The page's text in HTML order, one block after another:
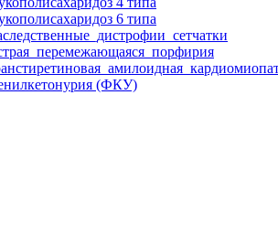
6 типа
(ФКУ)